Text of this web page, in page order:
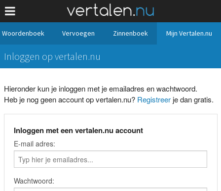
Woordenboek Vervoegen Zinnenboek Mijn Vertalen.nu
Inloggen op vertalen.nu
Hieronder kun je inloggen met je emailadres en wachtwoord.
Heb je nog geen account op vertalen.nu? Registreerje dan gratis.
Inloggen met een vertalen.nu account
E-mail adres:
Wachtwoord: